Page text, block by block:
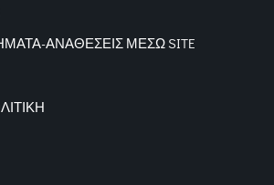
ΑΝΑΘΕΣΕΙΣ ΜΕΣΩ SITE